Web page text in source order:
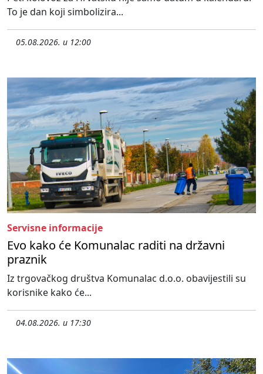
To je dan koji simbolizira...
05.08.2026. u 12:00
Servisne informacije
Evo kako će Komunalac raditi na državni
praznik
Iz trgovačkog društva Komunalac d.o.o. obavijestili su
korisnike kako će...
04.08.2026. u 17:30